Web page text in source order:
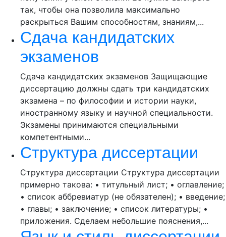
так, чтобы она позволила максимально
раскрыться Вашим способностям, знаниям,...
Сдача кандидатских
экзаменов
Сдача кандидатских экзаменов Защищающие
диссертацию должны сдать три кандидатских
экзамена – по философии и истории науки,
иностранному языку и научной специальности.
Экзамены принимаются специальными
компетентными...
Структура диссертации
Структура диссертации Структура диссертации
примерно такова: • титульный лист; • оглавление;
• список аббревиатур (не обязателен); • введение;
• главы; • заключение; • список литературы; •
приложения. Сделаем небольшие пояснения,...